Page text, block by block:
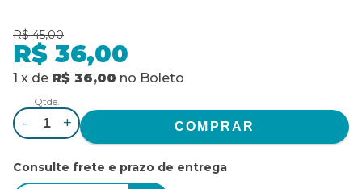
R$ 45,00
R$ 36,00
1 x de R$ 36,00 no Boleto
Qtde.
- +
Consulte frete e prazo de entrega